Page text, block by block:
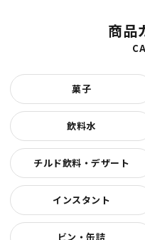
商品
菓子
飲料水
チルド飲料・デザート
インスタント
ビン・缶詰